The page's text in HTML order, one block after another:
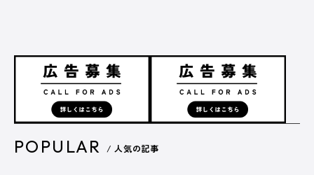
所在地 [本社] 〒162-0806 東京都新宿区榎町75番地
POPULAR / 人気の記事